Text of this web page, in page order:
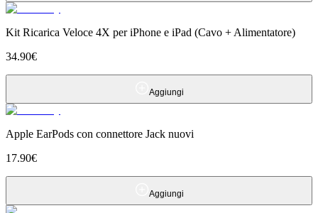
Kit Ricarica Veloce 4X per iPhone e iPad (Cavo + Alimentatore)
34.90€
Aggiungi
Apple EarPods con connettore Jack nuovi
17.90€
Aggiungi